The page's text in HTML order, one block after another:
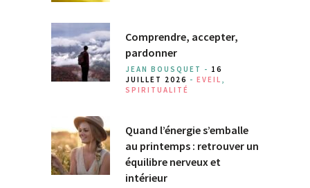
Comprendre, accepter,
pardonner
JEAN BOUSQUET - 16
JUILLET 2026 - EVEIL
SPIRITUALITÉ
Quand l’énergie s’emballe
au printemps : retrouver un
équilibre nerveux et
intérieur